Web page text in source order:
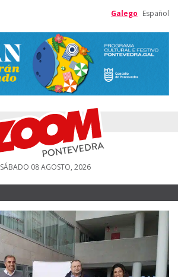
Galego Español
SÁBADO 08 AGOSTO, 2026